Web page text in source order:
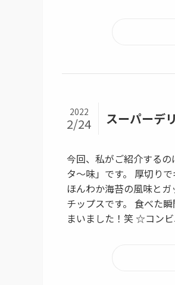
スーパーデ
2022
2/24
今回、私がご紹介する
タ〜味」です。 厚切り
ほんわか海苔の風味と
チップスです。 食べた
まいました！笑 ☆コンビ